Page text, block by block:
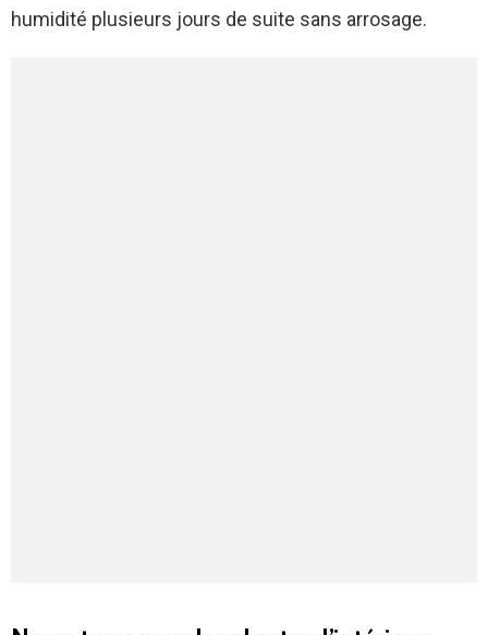
humidité plusieurs jours de suite sans arrosage.